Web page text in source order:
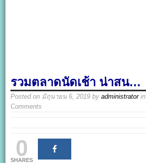
รวมตลาดนัดเช้า น่าสน…
Posted on มิถุนายน 6, 2019 byadministratorin
Comments
0
SHARES